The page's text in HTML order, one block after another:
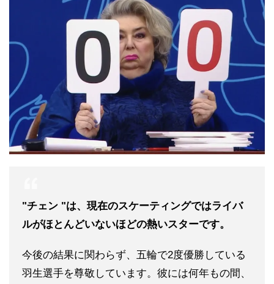
"チェン "は、現在のスケーティングではライバ
ルがほとんどいないほどの熱いスターです。
今後の結果に関わらず、五輪で2度優勝している
羽生選手を尊敬しています。彼には何年もの間、